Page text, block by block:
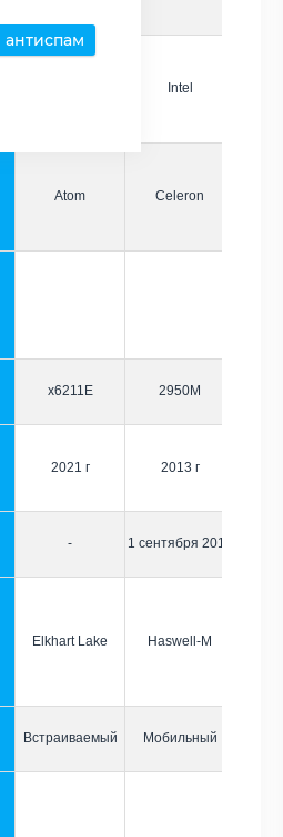
антиспам
Intel
Atom Celeron
x6211E 2950M
2021 г 2013 г
- 1 сентября 2013
Elkhart Lake Haswell-M
Встраиваемый Мобильный